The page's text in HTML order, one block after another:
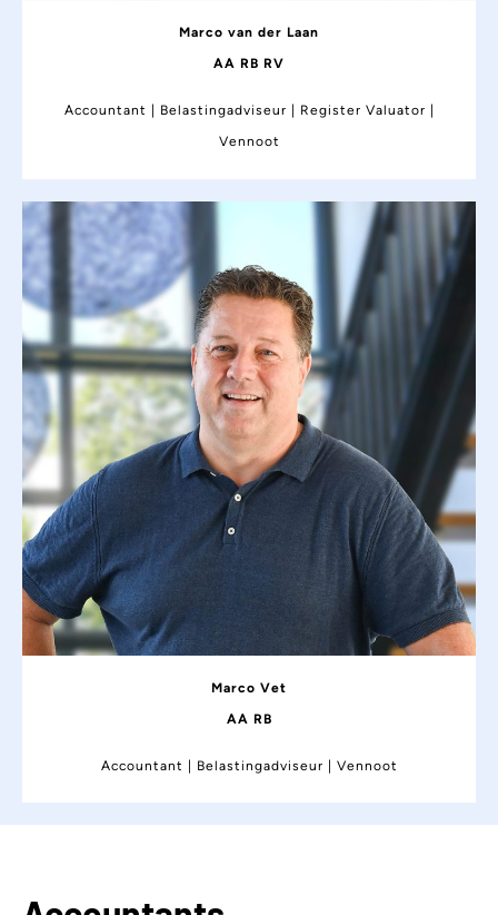
Marco van der Laan
AA RB RV
Accountant | Belastingadviseur | Register Valuator |
Vennoot
Marco Vet
AA RB
Accountant | Belastingadviseur | Vennoot